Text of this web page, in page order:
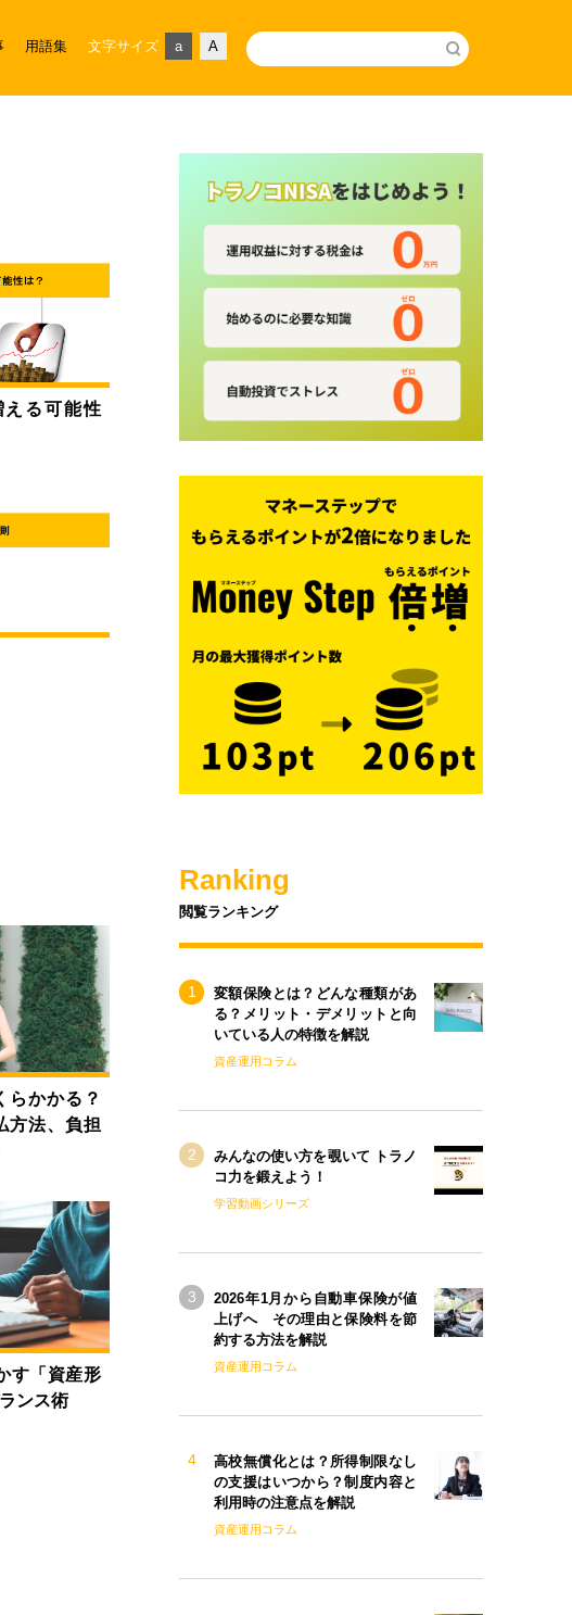
用語集 文字サイズ a A
える可能性
らかかる？
方法、負担
す「資産形
ンス術
Ranking
閲覧ランキング
変額保険とは？どんな種類があ
る？メリット・デメリットと向
いている人の特徴を解説
資産運用コラム
みんなの使い方を覗いて トラノ
コ力を鍛えよう！
学習動画シリーズ
2026年1月から自動車保険が値
上げへ その理由と保険料を節
約する方法を解説
資産運用コラム
高校無償化とは？所得制限なし
の支援はいつから？制度内容と
利用時の注意点を解説
資産運用コラム